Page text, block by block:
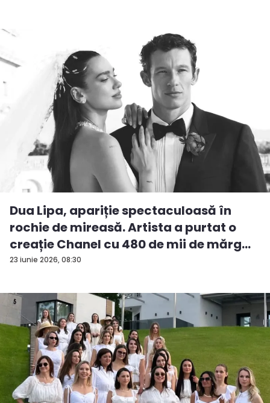
23 iunie 2026, 08:30
Dua Lipa, apariție spectaculoasă în
rochie de mireasă. Artista a purtat o
creație Chanel cu 480 de mii de mărg...